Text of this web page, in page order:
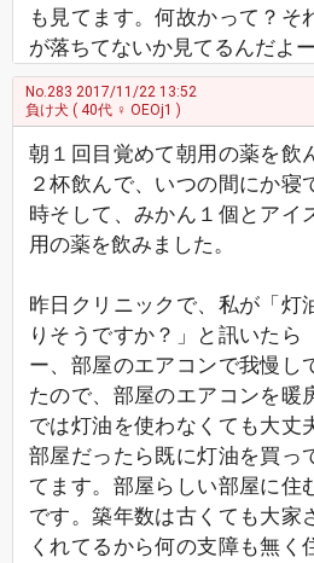
も見てます。何故かって？そ
が落ちてないか見てるんだよー
No.283 2017/11/22 13:52
負け犬 ( 40代 ♀ OEOj1 )
朝１回目覚めて朝用の薬を飲
２杯飲んで、いつの間にか寝
時そして、みかん１個とアイ
用の薬を飲みました。
昨日クリニックで、私が「灯
りそうですか？」と訊いたら
ー、部屋のエアコンで我慢し
たので、部屋のエアコンを暖
では灯油を使わなくても大丈
部屋だったら既に灯油を買っ
てます。部屋らしい部屋に住
です。築年数は古くても大家
くれてるから何の支障も無く